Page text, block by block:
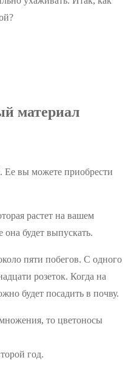
материал
Ее вы можете приобрести
растет на вашем
она будет выпускать.
пяти побегов. С одного
розеток. Когда на
будет посадить в почву.
то цветоносы
год.